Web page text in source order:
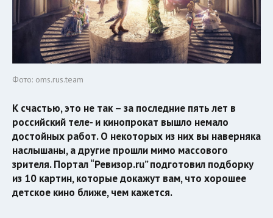
Фото: oms.rus.team
К счастью, это не так – за последние пять лет в
российский теле- и кинопрокат вышло немало
достойных работ. О некоторых из них вы наверняка
наслышаны, а другие прошли мимо массового
зрителя. Портал “Ревизор.ru” подготовил подборку
из 10 картин, которые докажут вам, что хорошее
детское кино ближе, чем кажется.